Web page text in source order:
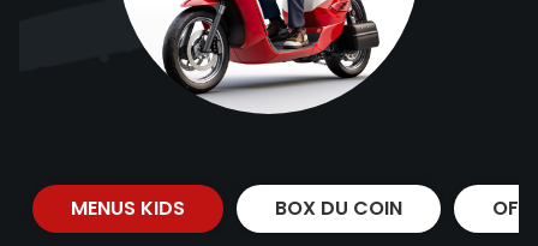
MENUS KIDS BOX DU COIN